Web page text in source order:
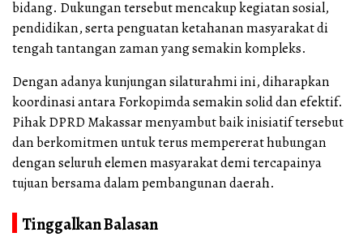
bidang. Dukungan tersebut mencakup kegiatan sosial,
pendidikan, serta penguatan ketahanan masyarakat di
tengah tantangan zaman yang semakin kompleks.
Dengan adanya kunjungan silaturahmi ini, diharapkan
koordinasi antara Forkopimda semakin solid dan efektif.
Pihak DPRD Makassar menyambut baik inisiatif tersebut
dan berkomitmen untuk terus mempererat hubungan
dengan seluruh elemen masyarakat demi tercapainya
tujuan bersama dalam pembangunan daerah.
Tinggalkan Balasan